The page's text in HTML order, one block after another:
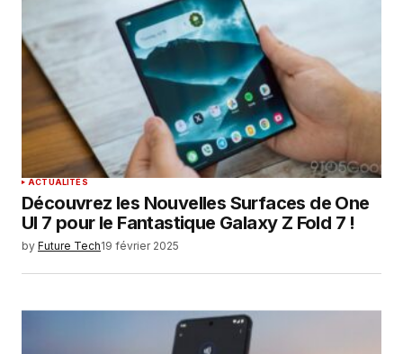
ACTUALITÉS
Découvrez les Nouvelles Surfaces de One
UI 7 pour le Fantastique Galaxy Z Fold 7 !
by Future Tech19 février 2025